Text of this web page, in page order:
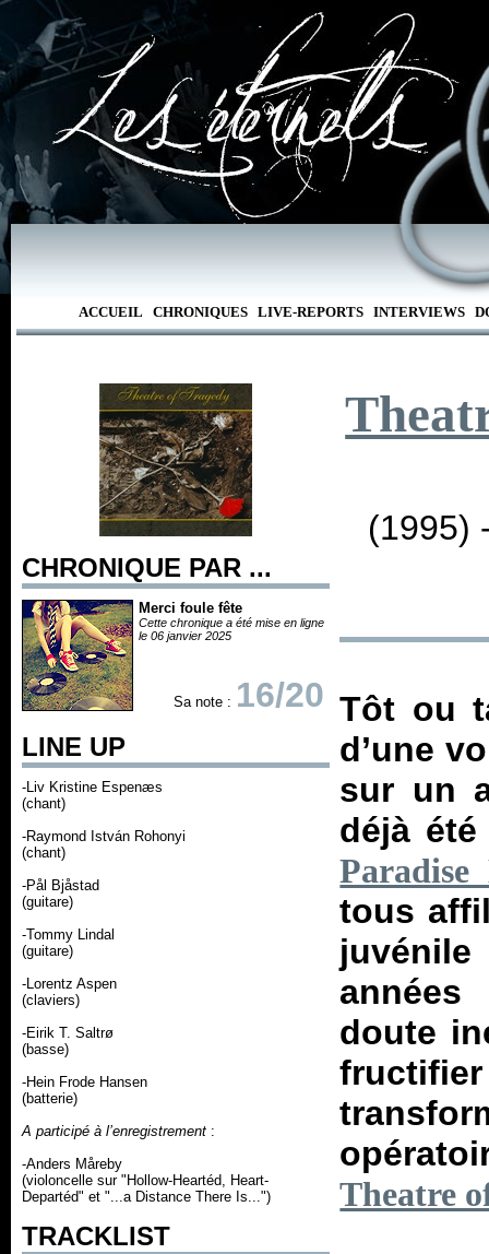
ACCUEIL CHRONIQUES LIVE-REPORTS INTERVIEWS
CHRONIQUE PAR ...
Merci foule fête
Cette chronique a été mise en ligne
le 06 janvier 2025
Sa note : 16/20
LINE UP
-Liv Kristine Espenæs
(chant)
-Raymond István Rohonyi
(chant)
-Pål Bjåstad
(guitare)
-Tommy Lindal
(guitare)
-Lorentz Aspen
(claviers)
-Eirik T. Saltrø
(basse)
-Hein Frode Hansen
(batterie)
A participé à l’enregistrement :
-Anders Måreby
(violoncelle sur "Hollow-Heartéd, Heart-
Departéd" et "...a Distance There Is...")
TRACKLIST
(1995)
Tôt ou
d’une
sur un
déjà
Paradise
tous
doute
Theatre